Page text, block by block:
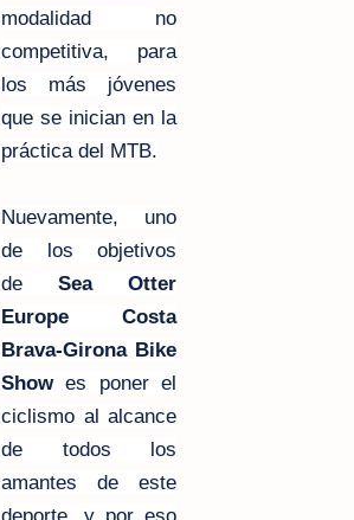
modalidad no
competitiva, para
los más jóvenes
que se inician en la
práctica del MTB.
Nuevamente, uno
de los objetivos
de Sea Otter
Europe Costa
Brava-Girona Bike
Showes poner el
ciclismo al alcance
de todos los
amantes de este
deporte, y por eso